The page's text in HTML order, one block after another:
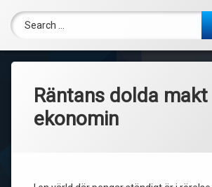
Search for:
Räntans dolda
ekonomin